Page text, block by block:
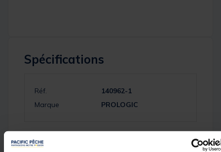
Spécifications
Réf.
140962-1
Marque
PROLOGIC